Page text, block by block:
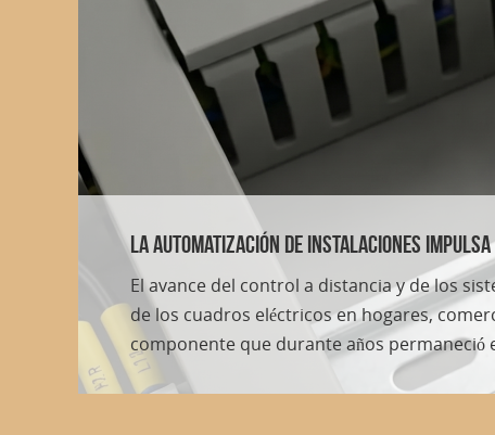
El papel de Hugo Morales García en la
La estabilidad del sistema financiero en
constante con los organismos de
ajustar sus procesos internos antes de que...